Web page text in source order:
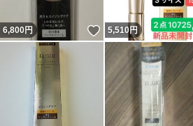
6,800円 いいね！
5,510円